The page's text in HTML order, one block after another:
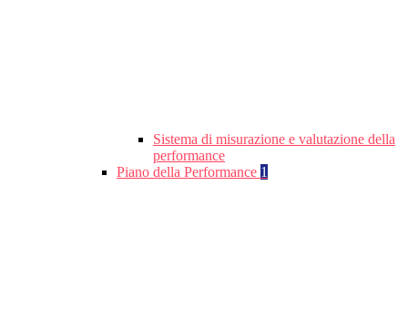
Sistema di misurazione e valutazione della
performance
Piano della Performance 1